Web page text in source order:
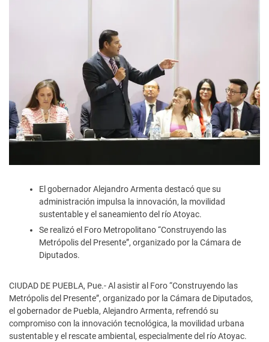
El gobernador Alejandro Armenta destacó que su
administración impulsa la innovación, la movilidad
sustentable y el saneamiento del río Atoyac.
Se realizó el Foro Metropolitano “Construyendo las
Metrópolis del Presente”, organizado por la Cámara de
Diputados.
CIUDAD DE PUEBLA, Pue.- Al asistir al Foro “Construyendo las
Metrópolis del Presente”, organizado por la Cámara de Diputados,
el gobernador de Puebla, Alejandro Armenta, refrendó su
compromiso con la innovación tecnológica, la movilidad urbana
sustentable y el rescate ambiental, especialmente del río Atoyac.